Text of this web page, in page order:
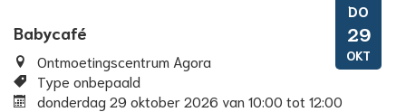
Babycafé
Ontmoetingscentrum Agora
Type onbepaald
donderdag 29 oktober 2026 van10:00 tot 12:00
DO
29
OKT